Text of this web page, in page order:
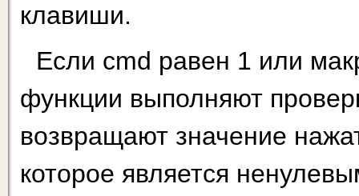
клавиши.
Если cmd равен 1 или
функции выполняют
возвращают значение
которое является